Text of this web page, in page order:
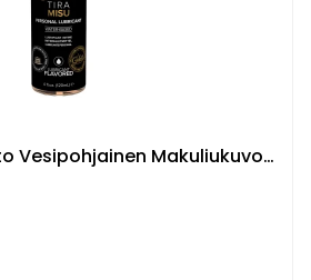
Makuliukuvoide 120 ml - Clear